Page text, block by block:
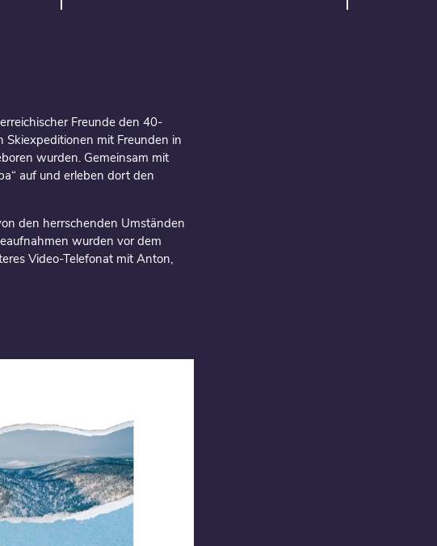
Freunde den 40-
Skiexpeditionen mit Freunden in
wurden. Gemeinsam mit
auf und erleben dort den
den herrschenden Umständen
wurden vor dem
Video-Telefonat mit Anton,